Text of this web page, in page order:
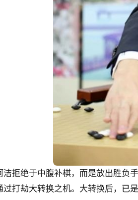
洁拒绝于中腹补棋，而是放出胜负
过打劫大转换之机。大转换后，已